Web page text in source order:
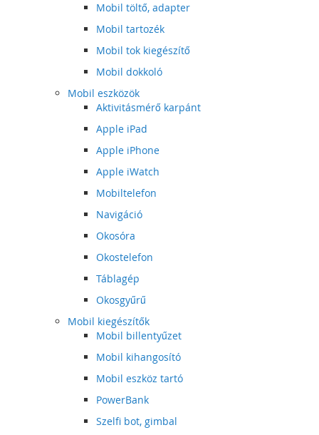
Mobil töltő, adapter
Mobil tartozék
Mobil tok kiegészítő
Mobil dokkoló
Mobil eszközök
Aktivitásmérő karpánt
Apple iPad
Apple iPhone
Apple iWatch
Mobiltelefon
Navigáció
Okosóra
Okostelefon
Táblagép
Okosgyűrű
Mobil kiegészítők
Mobil billentyűzet
Mobil kihangosító
Mobil eszköz tartó
PowerBank
Szelfi bot, gimbal